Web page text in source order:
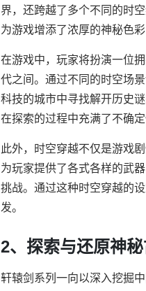
界，还跨越了多个不同的时
为游戏增添了浓厚的神秘色
在游戏中，玩家将扮演一位
代之间。通过不同的时空场
科技的城市中寻找解开历史
在探索的过程中充满了不确定
此外，时空穿越不仅是游戏
为玩家提供了各式各样的武
挑战。通过这种时空穿越的
发。
2、探索与还原神
轩辕剑系列一向以深入挖掘